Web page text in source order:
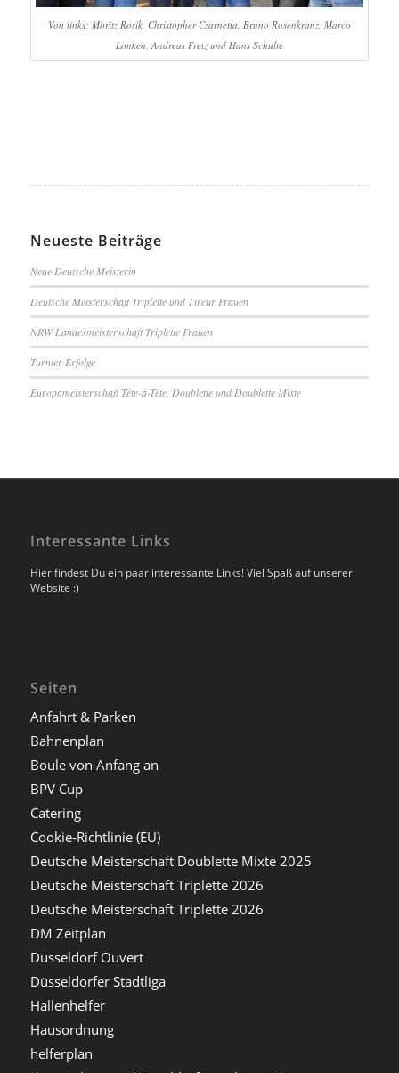
Von links: Moritz Rosik, Christopher Czarnetta, Bruno Rosenkranz, Marco
Lonken, Andreas Fretz und Hans Schulte
Neueste Beiträge
Neue Deutsche Meisterin
Deutsche Meisterschaft Triplette und Tireur Frauen
NRW Landesmeisterschaft Triplette Frauen
Turnier-Erfolge
Europameisterschaft Tête-à-Tête, Doublette und Doublette Mixte
Interessante Links
Hier findest Du ein paar interessante Links! Viel Spaß auf unserer
Website :)
Seiten
Anfahrt & Parken
Bahnenplan
Boule von Anfang an
BPV Cup
Catering
Cookie-Richtlinie (EU)
Deutsche Meisterschaft Doublette Mixte 2025
Deutsche Meisterschaft Triplette 2026
Deutsche Meisterschaft Triplette 2026
DM Zeitplan
Düsseldorf Ouvert
Düsseldorfer Stadtliga
Hallenhelfer
Hausordnung
helferplan